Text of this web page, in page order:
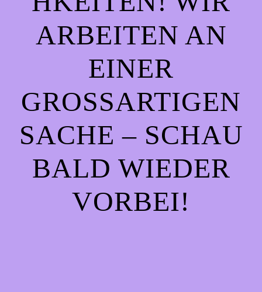
ARBEITEN AN
EINER
GROSSARTIGEN S
ACHE – SCHAU B
ALD WIEDER V
ORBEI!